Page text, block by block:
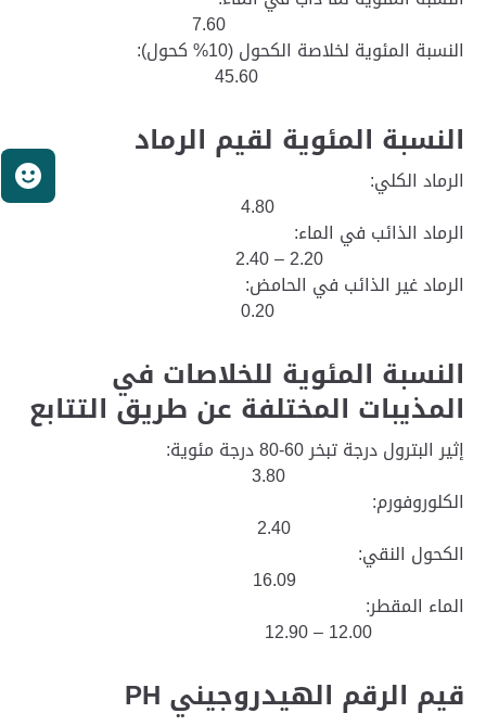
النسبة المئوية لخلاصة الكحول (10% كحول):
45.60
النسبة المئوية لقيم الرماد
الرماد الكلي:
4.80
الرماد الذائب في الماء:
2.20 – 2.40
الرماد غير الذائب في الحامض:
0.20
النسبة المئوية للخلاصات في
المذيبات المختلفة عن طريق التتابع
إثير البترول درجة تبخر 60-80 درجة مئوية:
3.80
الكلوروفورم:
2.40
الكحول النقي:
16.09
الماء المقطر:
12.00 – 12.90
قيم الرقم الهيدروجيني PH